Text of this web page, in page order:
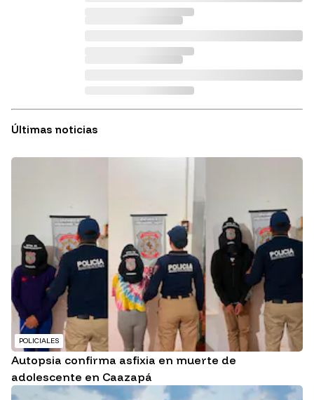
Últimas noticias
POLICIALES
Autopsia confirma asfixia en muerte de
adolescente en Caazapá